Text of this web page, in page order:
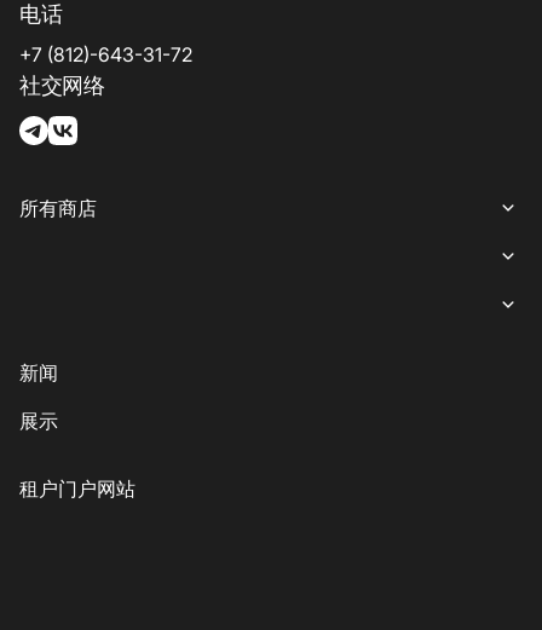
电话
+7 (812)-643-31-72
社交网络
所有商店
鞋子与箱包
儿童商品
coffee-sweets
格魯吉亞菜
素食主義者/素食主義者
客户服务
儿童服务
新闻
展示
租户门户网站